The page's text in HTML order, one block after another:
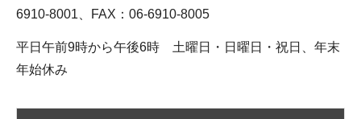
6910-8001、FAX：06-6910-8005
平日午前9時から午後6時 土曜日・日曜日・祝日、年末
年始休み